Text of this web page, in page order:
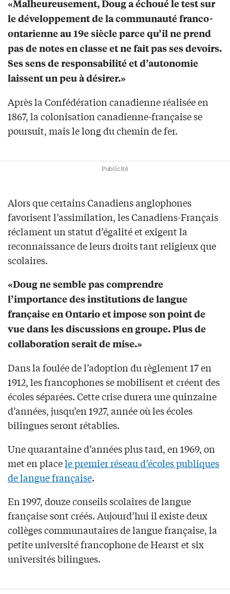
«Malheureusement, Doug a échoué le test sur
le développement de la communauté franco-
ontarienne au 19e siècle parce qu’il ne prend
pas de notes en classe et ne fait pas ses devoirs.
Ses sens de responsabilité et d’autonomie
laissent un peu à désirer.»
Après la Confédération canadienne réalisée en
1867, la colonisation canadienne-française se
poursuit, mais le long du chemin de fer.
Publicité
Alors que certains Canadiens anglophones
favorisent l’assimilation, les Canadiens-Français
réclament un statut d’égalité et exigent la
reconnaissance de leurs droits tant religieux que
scolaires.
«Doug ne semble pas comprendre
l’importance des institutions de langue
française en Ontario et impose son point de
vue dans les discussions en groupe. Plus de
collaboration serait de mise.»
Dans la foulée de l’adoption du règlement 17 en
1912, les francophones se mobilisent et créent des
écoles séparées. Cette crise durera une quinzaine
d’années, jusqu’en 1927, année où les écoles
bilingues seront rétablies.
Une quarantaine d’années plus tard, en 1969, on
met en placele premier réseau d’écoles publiques
de langue française.
En 1997, douze conseils scolaires de langue
française sont créés. Aujourd’hui il existe deux
collèges communautaires de langue française, la
petite université francophone de Hearst et six
universités bilingues.